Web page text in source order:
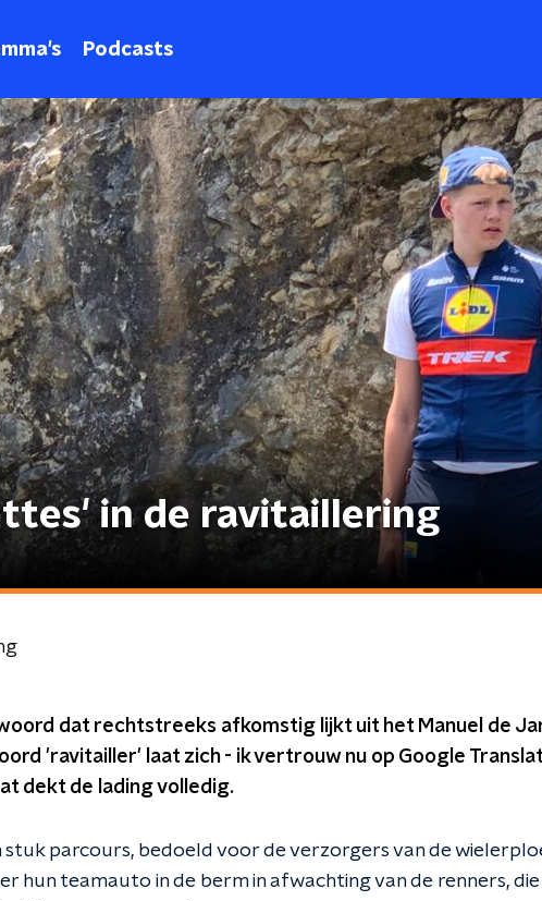
Podcasts
in de ravitaillering
woord dat rechtstreeks afkomstig lijkt uit het Manuel de
'ravitailler' laat zich - ik vertrouw nu op Google
dekt de lading volledig.
stuk parcours, bedoeld voor de verzorgers van de
hun teamauto in de berm in afwachting van de renners, die